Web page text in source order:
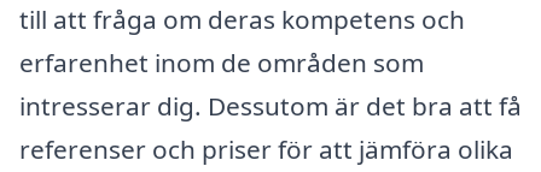
till att fråga om deras kompetens och
erfarenhet inom de områden som
intresserar dig. Dessutom är det bra att få
referenser och priser för att jämföra olika